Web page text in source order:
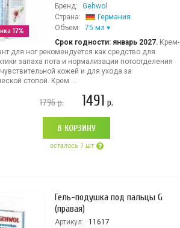
17%
Бренд:
Gehwol
Страна:
Германия
Объем:
75 мл
Срок годности: январь 2027.Крем-
для ног рекомендуется как средство для
запаха пота и нормализации потоотделения
кожей и для ухода за
стопой. Крем ...
1796р. 1491 р.
В КОРЗИНУ
осталось 1 шт
Гель-подушка под пальцы G
(правая)
Артикул:
11617